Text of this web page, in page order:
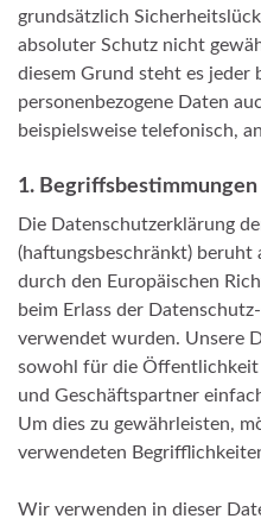
grundsätzlich
absoluter Schutz nicht
diesem Grund steht es jeder
personenbezogene Daten
beispielsweise telefonisch,
1. Begriffsbestimmungen
Die Datenschutzerklärung
(haftungsbeschränkt)
durch den Europäischen
beim Erlass der
verwendet wurden. Unsere
sowohl für die Öffentlichkeit
und Geschäftspartner
Um dies zu gewährleisten,
verwendeten
Wir verwenden in dieser